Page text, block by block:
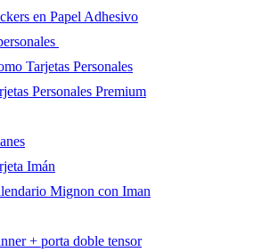
en Papel Adhesivo
Tarjetas Personales
Personales Premium
Imán
Mignon con Iman
+ porta doble tensor